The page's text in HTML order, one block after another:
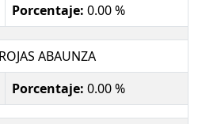
Porcentaje: 0.00 %
ABAUNZA
Porcentaje: 0.00 %